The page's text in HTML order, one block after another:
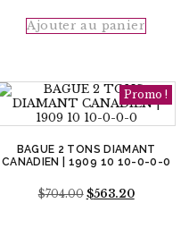
$2
$1
Ajouter au panier
Promo !
BAGUE 2 TONS DIAMANT
CANADIEN | 1909 10 10-0-0-0
$704.00 Le
$563.20Le